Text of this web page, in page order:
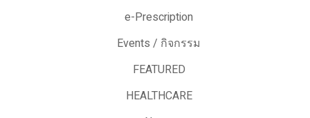
e-Prescription
Events / กิจกรรม
FEATURED
HEALTHCARE